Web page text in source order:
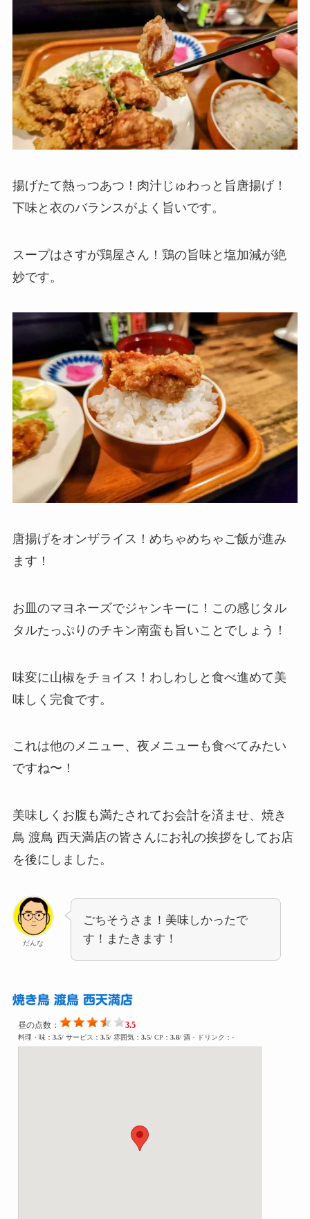
揚げたて熱っつあつ！肉汁じゅわっと旨唐揚げ！
下味と衣のバランスがよく旨いです。
スープはさすが鶏屋さん！鶏の旨味と塩加減が絶
妙です。
唐揚げをオンザライス！めちゃめちゃご飯が進み
ます！
お皿のマヨネーズでジャンキーに！この感じタル
タルたっぷりのチキン南蛮も旨いことでしょう！
味変に山椒をチョイス！わしわしと食べ進めて美
味しく完食です。
これは他のメニュー、夜メニューも食べてみたい
ですね〜！
美味しくお腹も満たされてお会計を済ませ、焼き
鳥 渡鳥 西天満店の皆さんにお礼の挨拶をしてお店
を後にしました。
だんな
ごちそうさま！美味しかったで
す！またきます！
焼き鳥 渡鳥 西天満店